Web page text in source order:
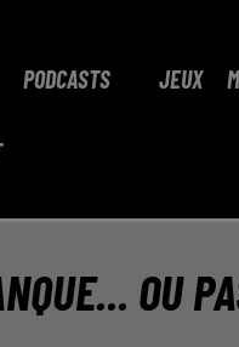
PODCASTS JEUX
OU